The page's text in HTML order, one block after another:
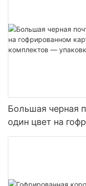
Большая черная
один цвет на
упаковки